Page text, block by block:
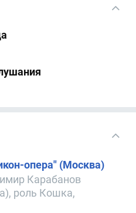
опера" (Москва)
Карабанов
роль Кошка,